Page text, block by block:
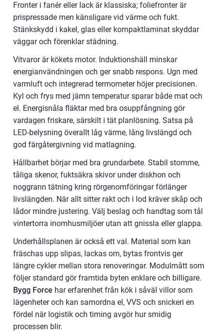
Fronter i fanér eller lack är klassiska; foliefronter är
prispressade men känsligare vid värme och fukt.
Stänkskydd i kakel, glas eller kompaktlaminat skyddar
väggar och förenklar städning.
Vitvaror är kökets motor. Induktionshäll minskar
energianvändningen och ger snabb respons. Ugn med
varmluft och integrerad termometer höjer precisionen.
Kyl och frys med jämn temperatur sparar både mat och
el. Energisnåla fläktar med bra osuppfångning gör
vardagen friskare, särskilt i tät planlösning. Satsa på
LED-belysning överallt låg värme, lång livslängd och
god färgåtergivning vid matlagning.
Hållbarhet börjar med bra grundarbete. Stabil stomme,
tåliga skenor, fuktsäkra skivor under diskhon och
noggrann tätning kring rörgenomföringar förlänger
livslängden. När allt sitter rakt och i lod kräver skåp och
lådor mindre justering. Välj beslag och handtag som tål
vintertorra inomhusmiljöer utan att gnissla eller glappa.
Underhållsplanen är också ett val. Material som kan
fräschas upp slipas, lackas om, bytas frontvis ger
längre cykler mellan stora renoveringar. Modulmått som
följer standard gör framtida byten enklare och billigare.
Bygg Force har erfarenhet från kök i såväl villor som
lägenheter och kan samordna el, VVS och snickeri en
fördel när logistik och timing avgör hur smidig
processen blir.